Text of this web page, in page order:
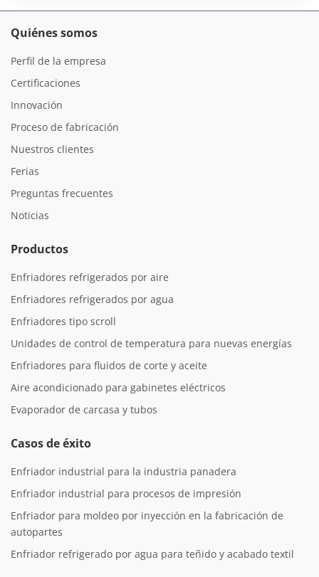
Quiénes somos
Perfil de la empresa
Certificaciones
Innovación
Proceso de fabricación
Nuestros clientes
Ferias
Preguntas frecuentes
Noticias
Productos
Enfriadores refrigerados por aire
Enfriadores refrigerados por agua
Enfriadores tipo scroll
Unidades de control de temperatura para nuevas energías
Enfriadores para fluidos de corte y aceite
Aire acondicionado para gabinetes eléctricos
Evaporador de carcasa y tubos
Casos de éxito
Enfriador industrial para la industria panadera
Enfriador industrial para procesos de impresión
Enfriador para moldeo por inyección en la fabricación de
autopartes
Enfriador refrigerado por agua para teñido y acabado textil